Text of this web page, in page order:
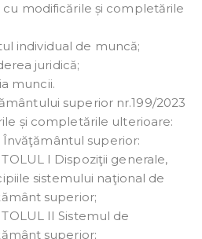
modificările și completările
individual de muncă;
juridică;
muncii.
superior nr.199/2023
și completările ulterioare:
Învăţământul superior:
I Dispoziţii generale,
sistemului naţional de
superior;
II Sistemul de
superior;